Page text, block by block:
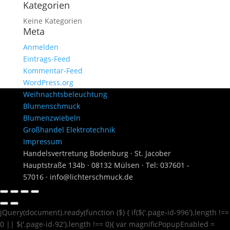
Kategorien
Keine Kategorien
Meta
Anmelden
Eintrags-Feed
Kommentar-Feed
WordPress.org
Weihnachtsbeleuchtung
Blumenschmuck
Blumenzwiebeln
Großhandel Elektrotechnik
Impressum
Handelsvertretung Bodenburg · St. Jacober
Hauptstraße 134b · 08132 Mülsen · Tel: 037601 -
57016 · info@lichterschmuck.de
jQuery(document).ready(function ($) { if($('.page-id-996').length !==
0 || $('.page-id-92').length !== 0){ var magnificPopupEnabled =